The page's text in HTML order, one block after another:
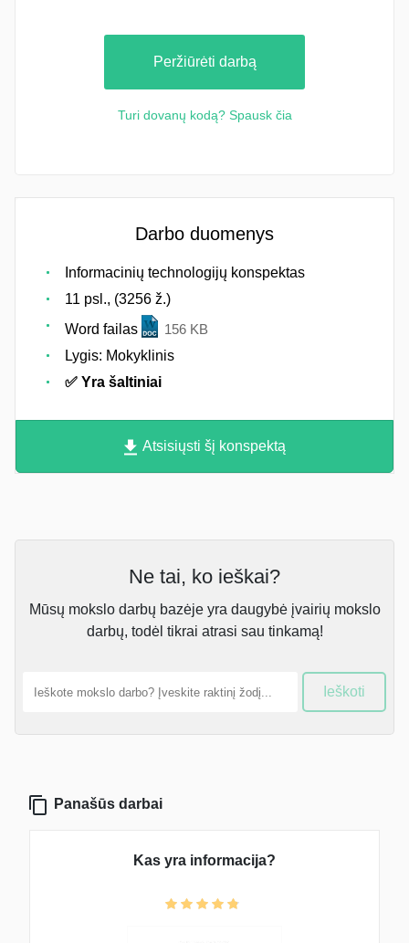
Peržiūrėti darbą
Turi dovanų kodą? Spausk čia
Darbo duomenys
Informacinių technologijų konspektas
11 psl., (3256 ž.)
Word failas
156 KB
Lygis: Mokyklinis
✅ Yra šaltiniai
Atsisiųsti šį konspektą
Ne tai, ko ieškai?
Mūsų mokslo darbų bazėje yra daugybė įvairių mokslo
darbų, todėl tikrai atrasi sau tinkamą!
Ieškoti
Panašūs darbai
Kas yra informacija?